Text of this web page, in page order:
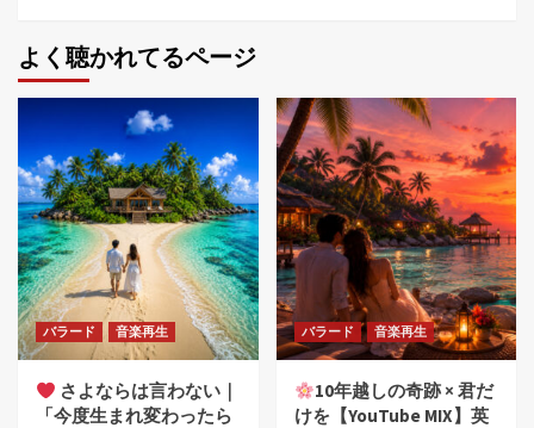
よく聴かれてるページ
バラード 音楽再生
さよならは言わない｜
「今度生まれ変わったら
バラード 音楽再生
10年越しの奇跡 × 君だ
けを【YouTube MIX】英